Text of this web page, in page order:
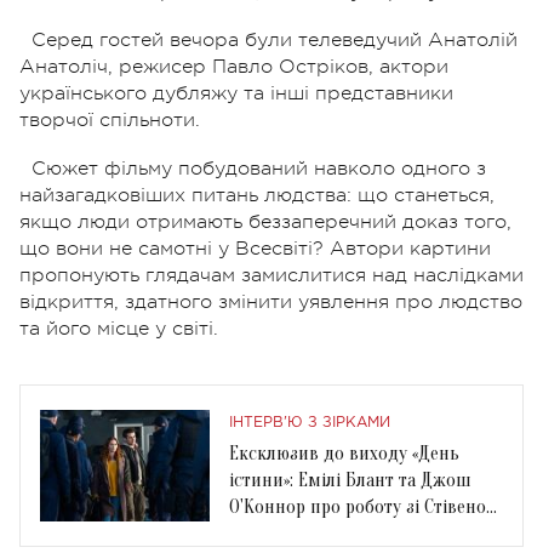
Серед гостей вечора були телеведучий Анатолій
Анатоліч, режисер Павло Остріков, актори
українського дубляжу та інші представники
творчої спільноти.
Сюжет фільму побудований навколо одного з
найзагадковіших питань людства: що станеться,
якщо люди отримають беззаперечний доказ того,
що вони не самотні у Всесвіті? Автори картини
пропонують глядачам замислитися над наслідками
відкриття, здатного змінити уявлення про людство
та його місце у світі.
ІНТЕРВ'Ю З ЗІРКАМИ
Ексклюзив до виходу «День
істини»: Емілі Блант та Джош
О'Коннор про роботу зі Стівеном